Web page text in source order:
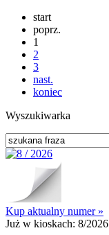
start
poprz.
1
2
3
nast.
koniec
Wyszukiwarka
Kup aktualny numer »
Już w kioskach: 8/2026